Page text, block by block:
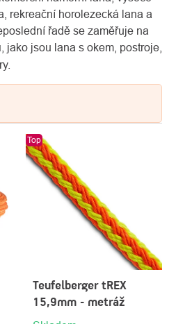
O
nás
Kontakty
rekreační horolezecká lana a
řadě se zaměřuje na
, jako jsou lana s okem, postroje,
Top
Teufelberger tREX
15,9mm - metráž